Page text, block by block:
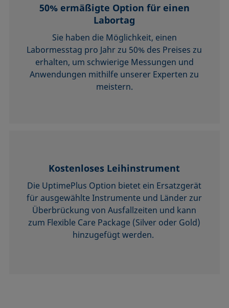
50% ermäßigte Option für einen
Labortag
Sie haben die Möglichkeit, einen
Labormesstag pro Jahr zu 50% des Preises zu
erhalten, um schwierige Messungen und
Anwendungen mithilfe unserer Experten zu
meistern.
Kostenloses Leihinstrument
Die UptimePlus Option bietet ein Ersatzgerät
für ausgewählte Instrumente und Länder zur
Überbrückung von Ausfallzeiten und kann
zum Flexible Care Package (Silver oder Gold)
hinzugefügt werden.